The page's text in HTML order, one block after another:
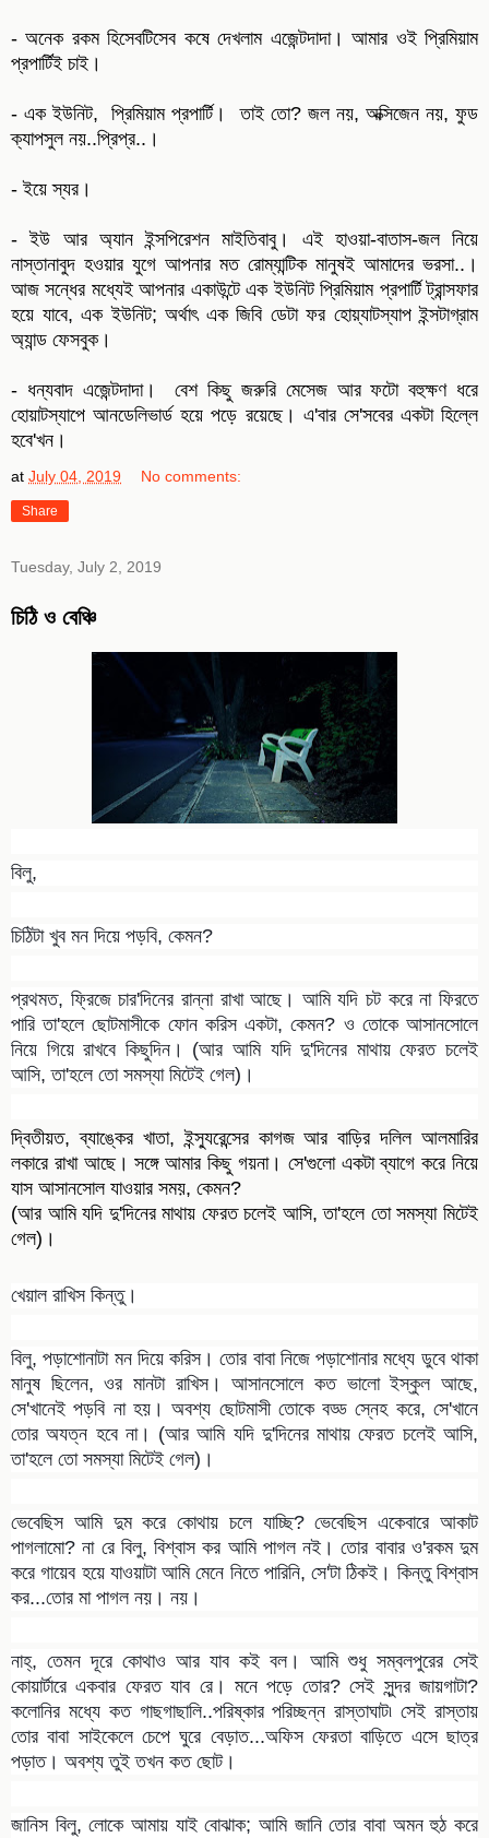
- অনেক রকম হিসেবটিসেব কষে দেখলাম এজেন্টদাদা। আমার ওই প্রিমিয়াম
প্রপার্টিই চাই।
- এক ইউনিট, প্রিমিয়াম প্রপার্টি। তাই তো? জল নয়, অক্সিজেন নয়, ফুড
ক্যাপসুল নয়..প্রিপ্র..।
- ইয়ে স্যর।
- ইউ আর অ্যান ইন্সপিরেশন মাইতিবাবু। এই হাওয়া-বাতাস-জল নিয়ে
নাস্তানাবুদ হওয়ার যুগে আপনার মত রোম্যান্টিক মানুষই আমাদের ভরসা..।
আজ সন্ধের মধ্যেই আপনার একাউন্টে এক ইউনিট প্রিমিয়াম প্রপার্টি ট্রান্সফার
হয়ে যাবে, এক ইউনিট; অর্থাৎ এক জিবি ডেটা ফর হোয়্যাটস্যাপ ইন্সটাগ্রাম
অ্যান্ড ফেসবুক।
- ধন্যবাদ এজেন্টদাদা। বেশ কিছু জরুরি মেসেজ আর ফটো বহুক্ষণ ধরে
হোয়াটস্যাপে আনডেলিভার্ড হয়ে পড়ে রয়েছে। এ'বার সে'সবের একটা হিল্লে
হবে'খন।
at July 04, 2019 No comments:
Share
Tuesday, July 2, 2019
চিঠি ও বেঞ্চি
বিলু,
চিঠিটা খুব মন দিয়ে পড়বি, কেমন?
প্রথমত, ফ্রিজে চার'দিনের রান্না রাখা আছে। আমি যদি চট করে না ফিরতে
পারি তা'হলে ছোটমাসীকে ফোন করিস একটা, কেমন? ও তোকে আসানসোলে
নিয়ে গিয়ে রাখবে কিছুদিন। (আর আমি যদি দু'দিনের মাথায় ফেরত চলেই
আসি, তা'হলে তো সমস্যা মিটেই গেল)।
দ্বিতীয়ত, ব্যাঙ্কের খাতা, ইন্স্যুরেন্সের কাগজ আর বাড়ির দলিল আলমারির
লকারে রাখা আছে। সঙ্গে আমার কিছু গয়না। সে'গুলো একটা ব্যাগে করে নিয়ে
যাস আসানসোল যাওয়ার সময়, কেমন?
(আর আমি যদি দু'দিনের মাথায় ফেরত চলেই আসি, তা'হলে তো সমস্যা মিটেই
গেল)।
খেয়াল রাখিস কিন্তু।
বিলু, পড়াশোনাটা মন দিয়ে করিস। তোর বাবা নিজে পড়াশোনার মধ্যে ডুবে থাকা
মানুষ ছিলেন, ওর মানটা রাখিস। আসানসোলে কত ভালো ইস্কুল আছে,
সে'খানেই পড়বি না হয়। অবশ্য ছোটমাসী তোকে বড্ড স্নেহ করে, সে'খানে
তোর অযত্ন হবে না। (আর আমি যদি দু'দিনের মাথায় ফেরত চলেই আসি,
তা'হলে তো সমস্যা মিটেই গেল)।
ভেবেছিস আমি দুম করে কোথায় চলে যাচ্ছি? ভেবেছিস একেবারে আকাট
পাগলামো? না রে বিলু, বিশ্বাস কর আমি পাগল নই। তোর বাবার ও'রকম দুম
করে গায়েব হয়ে যাওয়াটা আমি মেনে নিতে পারিনি, সে'টা ঠিকই। কিন্তু বিশ্বাস
কর...তোর মা পাগল নয়। নয়।
নাহ্, তেমন দূরে কোথাও আর যাব কই বল। আমি শুধু সম্বলপুরের সেই
কোয়ার্টারে একবার ফেরত যাব রে। মনে পড়ে তোর? সেই সুন্দর জায়গাটা?
কলোনির মধ্যে কত গাছগাছালি..পরিষ্কার পরিচ্ছন্ন রাস্তাঘাট৷ সেই রাস্তায়
তোর বাবা সাইকেলে চেপে ঘুরে বেড়াত...অফিস ফেরতা বাড়িতে এসে ছাত্র
পড়াত। অবশ্য তুই তখন কত ছোট।
জানিস বিলু, লোকে আমায় যাই বোঝাক; আমি জানি তোর বাবা অমন হুঠ করে